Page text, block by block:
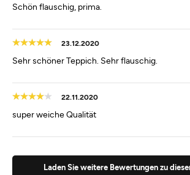
Schön flauschig, prima.
23.12.2020
Sehr schöner Teppich. Sehr flauschig.
22.11.2020
super weiche Qualität
Laden Sie weitere Bewertungen zu